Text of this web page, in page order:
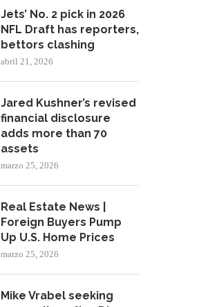
Jets’ No. 2 pick in 2026
NFL Draft has reporters,
bettors clashing
abril 21, 2026
Jared Kushner’s revised
financial disclosure
adds more than 70
assets
marzo 25, 2026
Real Estate News |
Foreign Buyers Pump
Up U.S. Home Prices
marzo 25, 2026
Mike Vrabel seeking